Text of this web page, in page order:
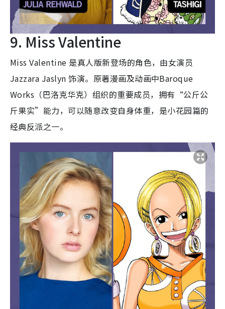
9. Miss Valentine
Miss Valentine 是真人版新登场的角色，由女演员
Jazzara Jaslyn 饰演。原著漫画及动画中Baroque
Works（巴洛克华克）组织的重要成员，拥有“公斤公
斤果实”能力，可以随意改变自身体重，是小花园篇的
经典反派之一。